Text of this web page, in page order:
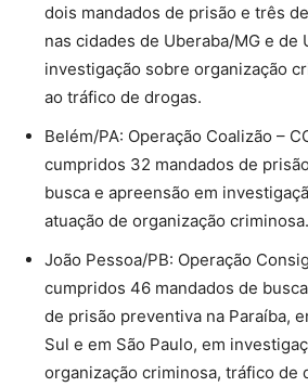
dois mandados de prisão e três
nas cidades de Uberaba/MG e de
investigação sobre organização
ao tráfico de drogas.
Belém/PA: Operação Coalizão –
cumpridos 32 mandados de
busca e apreensão em
atuação de organização criminosa.
João Pessoa/PB: Operação
cumpridos 46 mandados de
de prisão preventiva na Paraíba,
Sul e em São Paulo, em
organização criminosa, tráfico de